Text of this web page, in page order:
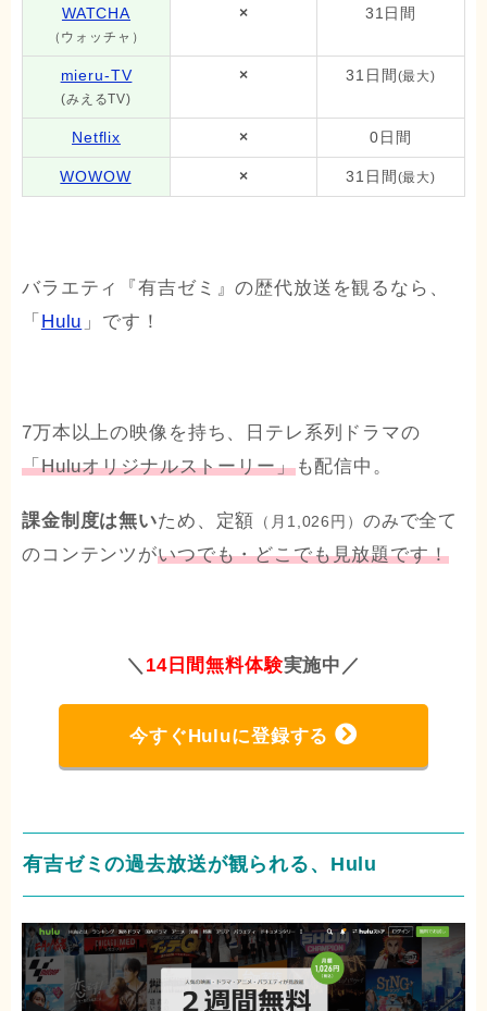
WATCHA
（ウォッチャ）
× 31日間
mieru-TV
(みえるTV)
× 31日間 (最大)
Netflix × 0日間
WOWOW × 31日間 (最大)
バラエティ『有吉ゼミ』の歴代放送を観るなら、
「 Hulu 」です！
7万本以上の映像を持ち、日テレ系列ドラマの
「Huluオリジナルストーリー」も配信中。
課金制度は無いため、定額 （月1,026円） のみで全て
のコンテンツがいつでも・どこでも見放題です！
＼ 14日間無料体験実施中 ／
今すぐHuluに登録する
有吉ゼミの過去放送が観られる、Hulu